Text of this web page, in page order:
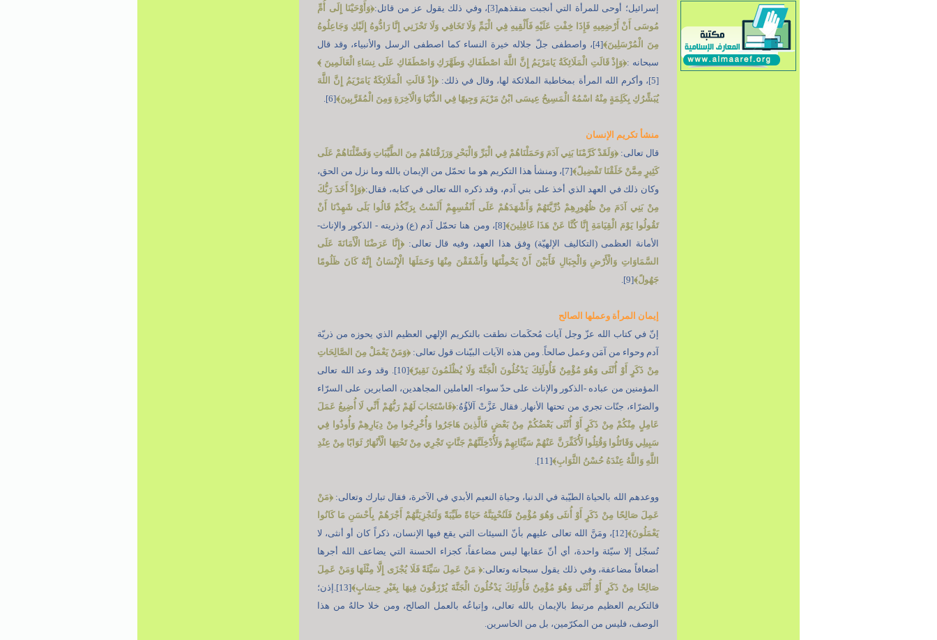
إسرائيل؛ أوحى للمرأة التي أنجبت منقذهم[3]، وفي ذلك يقول عز من قائل:
﴿وَأَوْحَيْنَا إِلَى أُمِّ
مُوسَى أَنْ أَرْضِعِيهِ فَإِذَا خِفْتِ عَلَيْهِ فَأَلْقِيهِ فِي الْيَمِّ وَلَا تَخَافِي وَلَا تَحْزَنِي إِنَّا رَادُّوهُ إِلَيْكِ وَجَاعِلُوهُ
مِنَ الْمُرْسَلِينَ﴾
[4]، واصطفى جلّ جلاله خيرة النساء كما اصطفى الرسل والأنبياء، وقد قال
سبحانه :﴿وَإِذْ قَالَتِ الْمَلَائِكَةُ يَامَرْيَمُ إِنَّ اللَّهَ اصْطَفَاكِ وَطَهَّرَكِ وَاصْطَفَاكِ عَلَى نِسَاءِ الْعَالَمِينَ ﴾
[5]، وأكرم الله المرأة بمخاطبة الملائكة لها، وقال في ذلك:
﴿ إِذْ قَالَتِ الْمَلَائِكَةُ يَامَرْيَمُ إِنَّ اللَّهَ
يُبَشِّرُكِ بِكَلِمَةٍ مِنْهُ اسْمُهُ الْمَسِيحُ عِيسَى ابْنُ مَرْيَمَ وَجِيهًا فِي الدُّنْيَا وَالْآخِرَةِ وَمِنَ الْمُقَرَّبِينَ﴾[6].
منشأ تكريم الإنسان
قال تعالى: ﴿وَلَقَدْ كَرَّمْنَا بَنِي آدَمَ وَحَمَلْنَاهُمْ فِي الْبَرِّ وَالْبَحْرِ وَرَزَقْنَاهُمْ مِنَ الطَّيِّبَاتِ وَفَضَّلْنَاهُمْ عَلَى
كَثِيرٍ مِمَّنْ خَلَقْنَا تَفْضِيلً﴾
[7]، ومنشأ هذا التكريم هو ما تحمّل من الإيمان بالله وما نزل من الحق،
وكان ذلك في العهد الذي أخذ على بني آدم، وقد ذكره الله تعالى في كتابه، فقال:﴿وَإِذْ أَخَذَ رَبُّكَ
مِنْ بَنِي آدَمَ مِنْ ظُهُورِهِمْ ذُرِّيَّتَهُمْ وَأَشْهَدَهُمْ عَلَى أَنْفُسِهِمْ أَلَسْتُ بِرَبِّكُمْ قَالُوا بَلَى شَهِدْنَا أَنْ
تَقُولُوا يَوْمَ الْقِيَامَةِ إِنَّا كُنَّا عَنْ هَذَا غَافِلِينَ﴾
[8]، ومن هنا تحمّل آدم (ع) وذريته - الذكور والإناث-
الأمانة العظمى (التكاليف الإلهيّة) وِفق هذا العهد، وفيه قال تعالى: ﴿إِنَّا عَرَضْنَا الْأَمَانَةَ عَلَى
السَّمَاوَاتِ وَالْأَرْضِ وَالْجِبَالِ فَأَبَيْنَ أَنْ يَحْمِلْنَهَا وَأَشْفَقْنَ مِنْهَا وَحَمَلَهَا الْإِنْسَانُ إِنَّهُ كَانَ ظَلُومًا
جَهُولً﴾[9].
إيمان المرأة وعملها الصالح
إنّ في كتاب الله عزّ وجل آيات مُحكَمات نطقت بالتكريم الإلهي العظيم الذي يحوزه من ذريّة
آدم وحواء من آمَن وعمل صالحاً. ومن هذه الآيات البيّنات قول تعالى: ﴿وَمَنْ يَعْمَلْ مِنَ الصَّالِحَاتِ
مِنْ ذَكَرٍ أَوْ أُنْثَى وَهُوَ مُؤْمِنٌ فَأُولَئِكَ يَدْخُلُونَ الْجَنَّةَ وَلَا يُظْلَمُونَ نَقِيرً﴾
[10]. وقد وعد الله تعالى
المؤمنين من عباده -الذكور والإناث على حدّ سواء- العاملين المجاهدين، الصابرين على السرّاء
والضرّاء، جنّات تجري من تحتها الأنهار. فقال عَزَّتْ آلاَؤُهُ:﴿فَاسْتَجَابَ لَهُمْ رَبُّهُمْ أَنِّي لَا أُضِيعُ عَمَلَ
عَامِلٍ مِنْكُمْ مِنْ ذَكَرٍ أَوْ أُنْثَى بَعْضُكُمْ مِنْ بَعْضٍ فَالَّذِينَ هَاجَرُوا وَأُخْرِجُوا مِنْ دِيَارِهِمْ وَأُوذُوا فِي
سَبِيلِي وَقَاتَلُوا وَقُتِلُوا لَأُكَفِّرَنَّ عَنْهُمْ سَيِّئَاتِهِمْ وَلَأُدْخِلَنَّهُمْ جَنَّاتٍ تَجْرِي مِنْ تَحْتِهَا الْأَنْهَارُ ثَوَابًا مِنْ عِنْدِ
اللَّهِ وَاللَّهُ عِنْدَهُ حُسْنُ الثَّوَابِ﴾[11].
ووعدهم الله بالحياة الطيّبة في الدنيا، وحياة النعيم الأبدي في الآخرة، فقال تبارك وتعالى: ﴿مَنْ
عَمِلَ صَالِحًا مِنْ ذَكَرٍ أَوْ أُنثَى وَهُوَ مُؤْمِنٌ فَلَنُحْيِيَنَّهُ حَيَاةً طَيِّبَةً وَلَنَجْزِيَنَّهُمْ أَجْرَهُمْ بِأَحْسَنِ مَا كَانُوا
يَعْمَلُونَ﴾
[12]، ومَنَّ الله تعالى عليهم بأنّ السيئات التي يقع فيها الإنسان، ذكراً كان أو أنثى، لا
تُسجّل إلا سيّئة واحدة، أي أنّ عقابها ليس مضاعفاً، كجزاء الحسنة التي يضاعف الله أجرها
أضعافاً مضاعفة، وفي ذلك يقول سبحانه وتعالى:﴿ مَنْ عَمِلَ سَيِّئَةً فَلَا يُجْزَى إِلَّا مِثْلَهَا وَمَنْ عَمِلَ
صَالِحًا مِنْ ذَكَرٍ أَوْ أُنْثَى وَهُوَ مُؤْمِنٌ فَأُولَئِكَ يَدْخُلُونَ الْجَنَّةَ يُرْزَقُونَ فِيهَا بِغَيْرِ حِسَابٍ﴾
[13].إذن؛
فالتكريم العظيم مرتبط بالإيمان بالله تعالى، وإتباعُه بالعمل الصالح، ومن خلا حالهُ من هذا
الوصف، فليس من المكرّمين، بل من الخاسرين.